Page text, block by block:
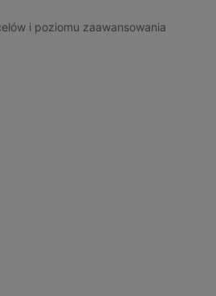
i poziomu zaawansowania